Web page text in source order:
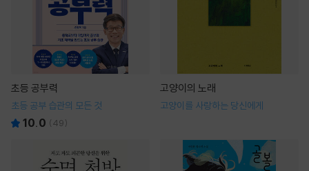
초등 공부력
초등 공부 습관의 모든 것
10.0 (49)
고양이의 노래
고양이를 사랑하는 당신에게